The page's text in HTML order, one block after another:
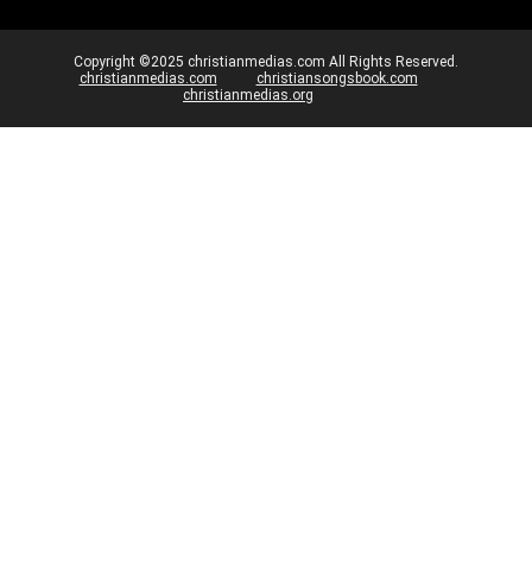
Copyright ©2025 christianmedias.com All Rights Reserved.
christianmedias.com
christiansongsbook.com
christianmedias.org